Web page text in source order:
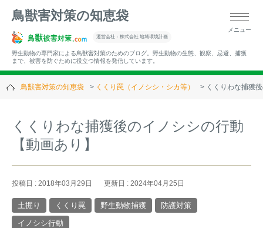
鳥獣害対策の知恵袋
運営会社：株式会社 地域環境計画
野生動物の専門家による鳥獣害対策のためのブログ。野生動物の生態、観察、忌避、捕獲
まで、被害を防ぐために役立つ情報を発信しています。
メニュー
▼キーワードから記事を探す
▼過去の記事
鳥獣害対策の知恵袋 くくり罠（イノシシ・シカ等） くくりわな捕獲
くくりわな捕獲後のイノシシの行動
【動画あり】
投稿日 : 2018年03月29日 更新日 : 2024年04月25日
土掘り くくり罠 野生動物捕獲
防護対策
イノシシ行動